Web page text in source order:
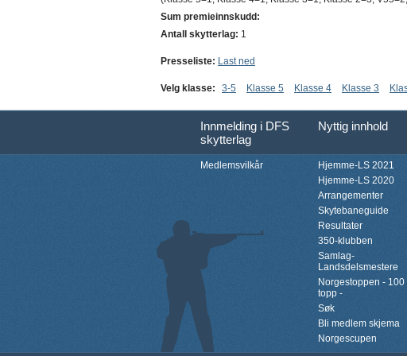
Sum premieinnskudd:
Antall skytterlag: 1
Presseliste: Last ned
Velg klasse: 3-5 Klasse 5 Klasse 4 Klasse 3
Innmelding i DFS
skytterlag
Nyttig innhold
Medlemsvilkår
Hjemme-LS 2021
Hjemme-LS 2020
Arrangementer
Skytebaneguide
Resultater
350-klubben
Samlag-
Landsdelsmestere
Norgestoppen - 100
topp -
Søk
Bli medlem skjema
Norgescupen